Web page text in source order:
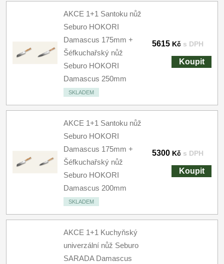
AKCE 1+1 Santoku nůž
Seburo HOKORI
Damascus 175mm +
Šéfkuchařský nůž
Seburo HOKORI
Damascus 250mm
SKLADEM
5615 Kč s DPH
Koupit
AKCE 1+1 Santoku nůž
Seburo HOKORI
Damascus 175mm +
Šéfkuchařský nůž
Seburo HOKORI
Damascus 200mm
SKLADEM
5300 Kč s DPH
Koupit
AKCE 1+1 Kuchyňský
univerzální nůž Seburo
SARADA Damascus